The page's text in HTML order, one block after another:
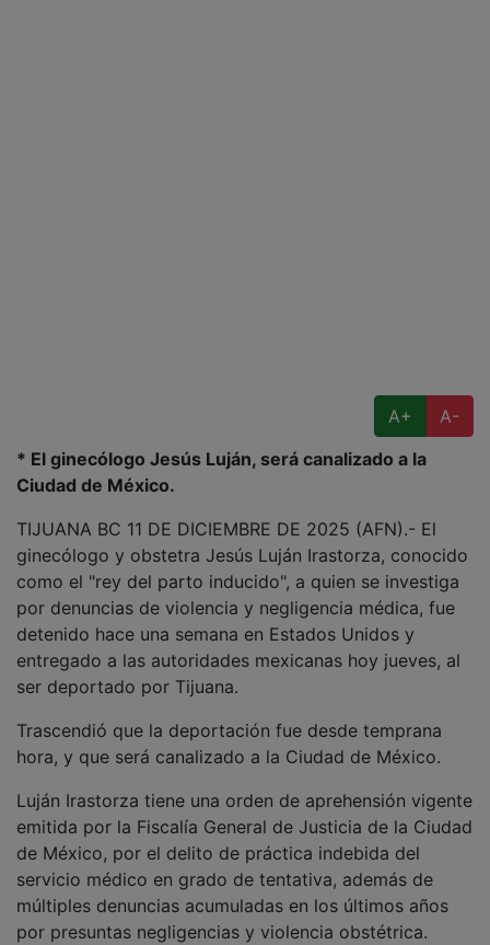
A+
A-
* El ginecólogo Jesús Luján, será canalizado a la
Ciudad de México.
TIJUANA BC 11 DE DICIEMBRE DE 2025 (AFN).- El
ginecólogo y obstetra Jesús Luján Irastorza, conocido
como el "rey del parto inducido", a quien se investiga
por denuncias de violencia y negligencia médica, fue
detenido hace una semana en Estados Unidos y
entregado a las autoridades mexicanas hoy jueves, al
ser deportado por Tijuana.
Trascendió que la deportación fue desde temprana
hora, y que será canalizado a la Ciudad de México.
Luján Irastorza tiene una orden de aprehensión vigente
emitida por la Fiscalía General de Justicia de la Ciudad
de México, por el delito de práctica indebida del
servicio médico en grado de tentativa, además de
múltiples denuncias acumuladas en los últimos años
por presuntas negligencias y violencia obstétrica.